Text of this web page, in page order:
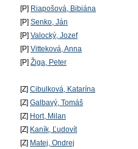
[P] Riapošová, Bibiána
[P] Senko, Ján
[P] Valocký, Jozef
[P] Vitteková, Anna
[P] Žiga, Peter
[Z] Cibulková, Katarína
[Z] Galbavý, Tomáš
[Z] Hort, Milan
[Z] Kaník, Ľudovít
[Z] Matej, Ondrej